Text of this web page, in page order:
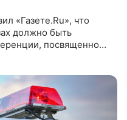
«Газете.Ru», что
должно быть
посвященной